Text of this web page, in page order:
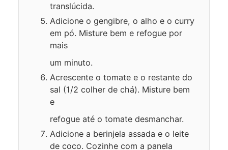
translúcida.
Adicione o gengibre, o alho e o curry
em pó. Misture bem e refogue por
mais
um minuto.
Acrescente o tomate e o restante do
sal (1/2 colher de chá). Misture bem
e
refogue até o tomate desmanchar.
Adicione a berinjela assada e o leite
de coco. Cozinhe com a panela